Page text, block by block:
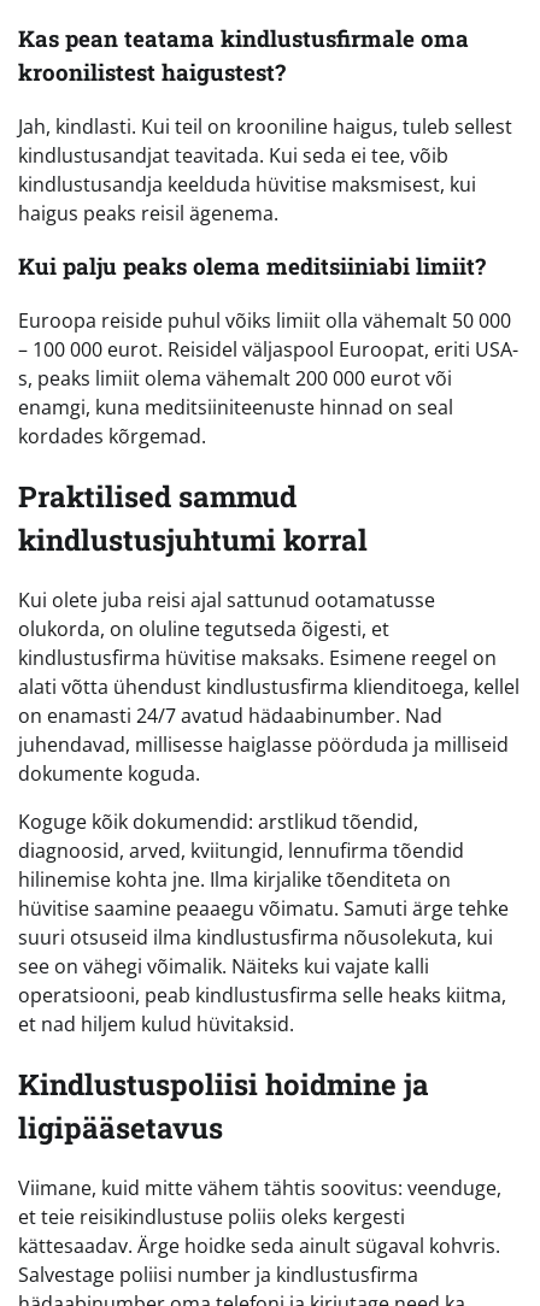
Kas pean teatama kindlustusfirmale oma
kroonilistest haigustest?
Jah, kindlasti. Kui teil on krooniline haigus, tuleb sellest
kindlustusandjat teavitada. Kui seda ei tee, võib
kindlustusandja keelduda hüvitise maksmisest, kui
haigus peaks reisil ägenema.
Kui palju peaks olema meditsiiniabi limiit?
Euroopa reiside puhul võiks limiit olla vähemalt 50 000
– 100 000 eurot. Reisidel väljaspool Euroopat, eriti USA-
s, peaks limiit olema vähemalt 200 000 eurot või
enamgi, kuna meditsiiniteenuste hinnad on seal
kordades kõrgemad.
Praktilised sammud
kindlustusjuhtumi korral
Kui olete juba reisi ajal sattunud ootamatusse
olukorda, on oluline tegutseda õigesti, et
kindlustusfirma hüvitise maksaks. Esimene reegel on
alati võtta ühendust kindlustusfirma klienditoega, kellel
on enamasti 24/7 avatud hädaabinumber. Nad
juhendavad, millisesse haiglasse pöörduda ja milliseid
dokumente koguda.
Koguge kõik dokumendid: arstlikud tõendid,
diagnoosid, arved, kviitungid, lennufirma tõendid
hilinemise kohta jne. Ilma kirjalike tõenditeta on
hüvitise saamine peaaegu võimatu. Samuti ärge tehke
suuri otsuseid ilma kindlustusfirma nõusolekuta, kui
see on vähegi võimalik. Näiteks kui vajate kalli
operatsiooni, peab kindlustusfirma selle heaks kiitma,
et nad hiljem kulud hüvitaksid.
Kindlustuspoliisi hoidmine ja
ligipääsetavus
Viimane, kuid mitte vähem tähtis soovitus: veenduge,
et teie reisikindlustuse poliis oleks kergesti
kättesaadav. Ärge hoidke seda ainult sügaval kohvris.
Salvestage poliisi number ja kindlustusfirma